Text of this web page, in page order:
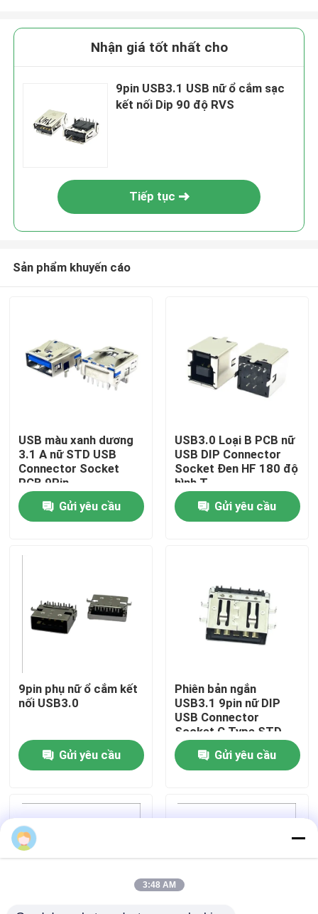
Nhà
Địa chỉ liên hệ
Sản phẩm
Đầu nối USB NHÚNG
Đầu nối USB Loại C
Đầu nối ổ cắm DP
Ổ cắm Micro HDMI
Nhận giá tốt nhất cho
9pin USB3.1 USB nữ ổ cắm sạc
kết nối Dip 90 độ RVS
Tiếp tục
Sản phẩm khuyến cáo
USB màu xanh dương
3.1 A nữ STD USB
Connector Socket
PCB 9Pin
Gửi yêu cầu
USB3.0 Loại B PCB nữ
USB DIP Connector
Socket Đen HF 180 độ
hình T
Gửi yêu cầu
9pin phụ nữ ổ cắm kết
nối USB3.0
Gửi yêu cầu
Phiên bản ngắn
USB3.1 9pin nữ DIP
USB Connector
Socket C Type STD
Gửi yêu cầu
3:48 AM